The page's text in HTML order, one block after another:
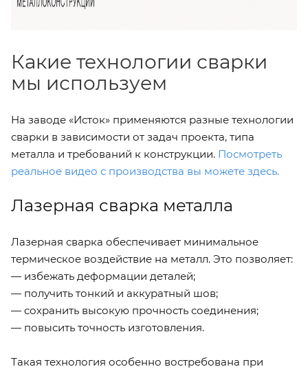
Какие технологии сварки
мы используем
На заводе «Исток» применяются разные технологии
сварки в зависимости от задач проекта, типа
металла и требований к конструкции. Посмотреть
реальное видео с производства вы можете здесь.
Лазерная сварка металла
Лазерная сварка обеспечивает минимальное
термическое воздействие на металл. Это позволяет:
— избежать деформации деталей;
— получить тонкий и аккуратный шов;
— сохранить высокую прочность соединения;
— повысить точность изготовления.
Такая технология особенно востребована при